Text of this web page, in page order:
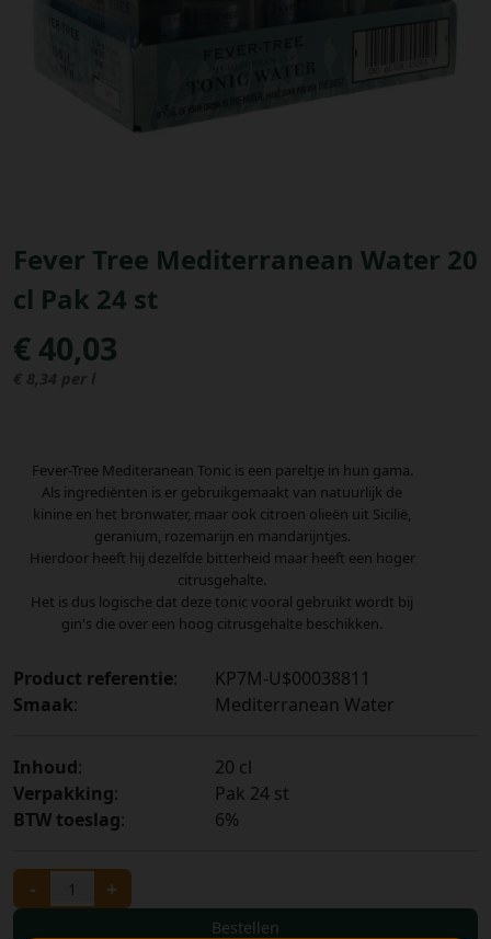
Fever Tree Mediterranean Water 20
cl Pak 24 st
€ 40,03
€ 8,34 per l
Fever-Tree Mediteranean Tonic is een pareltje in hun gama.
Als ingrediënten is er gebruikgemaakt van natuurlijk de
kinine en het bronwater, maar ook citroen olieën uit Sicilië,
geranium, rozemarijn en mandarijntjes.
Hierdoor heeft hij dezelfde bitterheid maar heeft een hoger
citrusgehalte.
Het is dus logische dat deze tonic vooral gebruikt wordt bij
gin's die over een hoog citrusgehalte beschikken.
Product referentie:
KP7M-U$00038811
Smaak: Mediterranean Water
Inhoud:
20 cl
Verpakking:
Pak 24 st
BTW toeslag: 6%
- +
Bestellen